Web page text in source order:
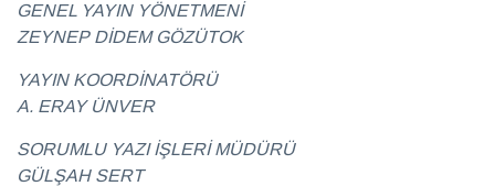
Ruhun
yolculuğuna
güvenli bir
Sağlık
Hayalleri
mekâna
GENEL YAYIN YÖNETMENİ
ZEYNEP DİDEM GÖZÜTOK
YAYIN KOORDİNATÖRÜ
A. ERAY ÜNVER
SORUMLU YAZI İŞLERİ MÜDÜRÜ
GÜLŞAH SERT